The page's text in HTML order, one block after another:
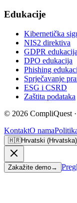
Edukacije
Kibernetička
NIS2 direktiva
GDPR edukacija
DPO edukacija
Phishing
Sprječavanje
ESG i CSRD
Zaštita podataka
© 2026 CompliQuest ·
KontaktO nama
🇭🇷Hrvatski (Hrvatska)
Zakažite demo→